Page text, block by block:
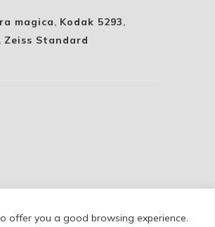
offer you a good browsing experience.
magica, Kodak 5293,
, Zeiss Standard
/Privacy Policy /Legal Warning